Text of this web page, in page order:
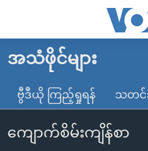
လွယ်ကူ
သည့်
များ
မူလစာမျက်နှာ
မြန်မာ
ကမ္ဘာ့သတင်းများ
နိုင်ငံတကာ
ဗွီဒီယို
အသံဖိုင်များ
ဗွီဒီယို ကြည့်ရှုရန် သတင်
ကျောက်စိမ်းကျိန်စာ